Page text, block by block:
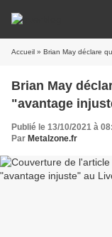
Accueil » Brian May déclare
Brian May
"avantage
Publié le 13/10/2021 à
Par Metalzone.fr